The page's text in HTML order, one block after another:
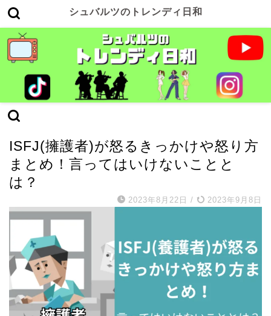
シュバルツのトレンディ日和
ISFJ(擁護者)が怒るきっかけや怒り方
まとめ！言ってはいけないことと
は？
2023年8月22日 / 2023年9月8日